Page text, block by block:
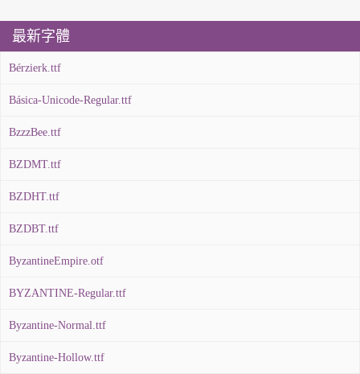
最新字體
Bérzierk.ttf
Básica-Unicode-Regular.ttf
BzzzBee.ttf
BZDMT.ttf
BZDHT.ttf
BZDBT.ttf
ByzantineEmpire.otf
BYZANTINE-Regular.ttf
Byzantine-Normal.ttf
Byzantine-Hollow.ttf